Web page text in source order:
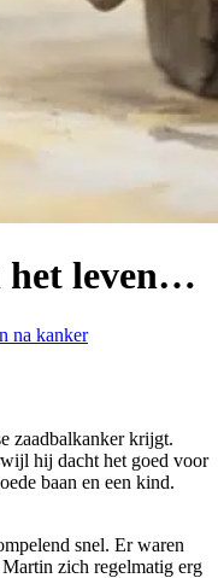
het leven…
na kanker
zaadbalkanker krijgt.
hij dacht het goed voor
baan en een kind.
snel. Er waren
zich regelmatig erg